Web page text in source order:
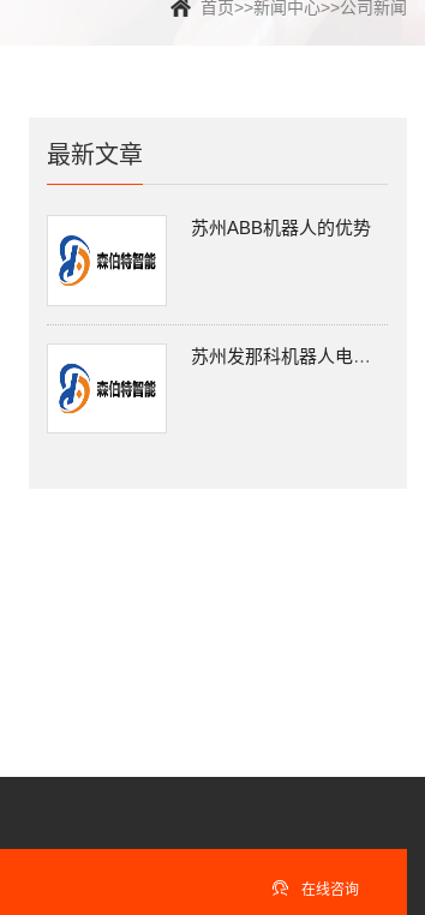
首页>>新闻中心>>公司新闻
最新文章
苏州ABB机器人的优势
苏州发那科机器人电缆线连接分两类
 在线咨询